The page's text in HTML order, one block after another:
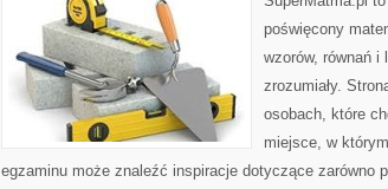
poświęcony
wzorów, równań
zrozumiały.
osobach, które
miejsce, w
egzaminu może znaleźć inspiracje dotyczące zarówno